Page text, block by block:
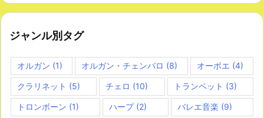
ジャンル別タグ
オルガン (1) オルガン・チェンバロ (8) オーボエ (4)
クラリネット (5) チェロ (10) トランペット (3)
トロンボーン (1) ハープ(2) バレエ音楽 (9)